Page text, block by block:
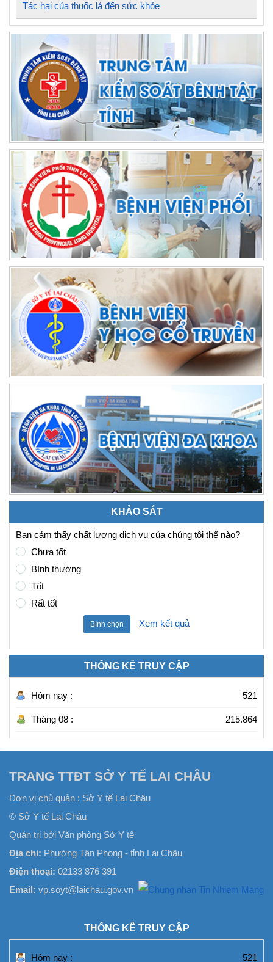
Tác hại của thuốc lá đến sức khỏe
KHẢO SÁT
Bạn cảm thấy chất lượng dịch vụ của chúng tôi thế nào?
Chưa tốt
Bình thường
Tốt
Rất tốt
Bình chọn Xem kết quả
THỐNG KÊ TRUY CẬP
Hôm nay : 521
Tháng 08 : 215.864
TRANG TTĐT SỞ Y TẾ LAI CHÂU
Đơn vị chủ quản : Sở Y tế Lai Châu
© Sở Y tế Lai Châu
Quản trị bởi Văn phòng Sở Y tế
Địa chỉ: Phường Tân Phong - tỉnh Lai Châu
Điện thoại: 02133 876 391
Email: vp.soyt@laichau.gov.vn
THỐNG KÊ TRUY CẬP
Hôm nay : 521